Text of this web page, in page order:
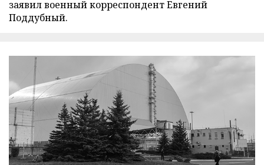
заявил военный корреспондент Евгений
Поддубный.